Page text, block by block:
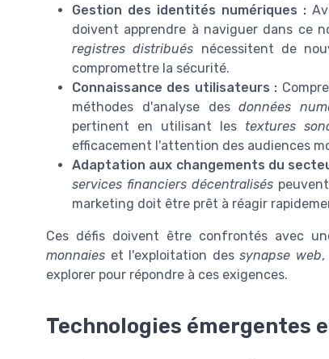
Gestion des identités numériques :
doivent apprendre à naviguer dans ce
registres distribués nécessitent de
compromettre la sécurité.
Connaissance des utilisateurs :
méthodes d'analyse desdonnées
pertinent en utilisant les textures
efficacement l'attention des audiences
Adaptation aux changements du
services financiers décentralisés
marketing doit être prêt à réagir
Ces défis doivent être confrontés avec
monnaies et l'exploitation dessynapse web,
explorer pour répondre à ces exigences.
Technologies émergentes